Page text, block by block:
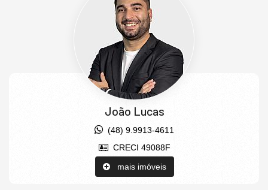
João Lucas
(48) 9.9913-4611
CRECI 49088F
mais imóveis